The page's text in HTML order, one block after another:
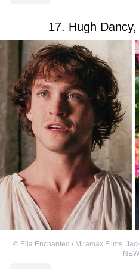
17. Hugh Dancy,
© Ella Enchanted / Miramax Films,